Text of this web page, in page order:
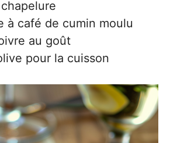
à café de cumin moulu
au goût
pour la cuisson